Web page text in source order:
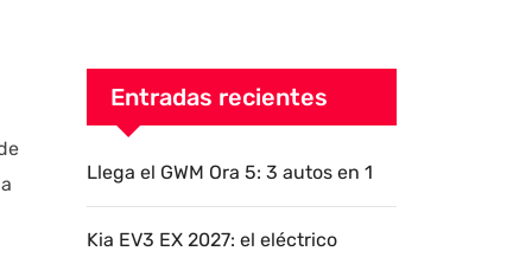
Entradas recientes
Llega el GWM Ora 5: 3 autos en 1
Kia EV3 EX 2027: el eléctrico